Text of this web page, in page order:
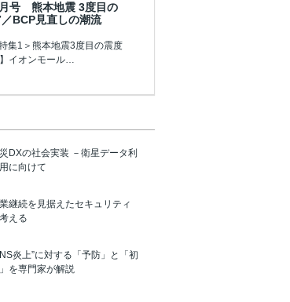
号 熊本地震 3度目の
BCP見直しの潮流
集1＞熊本地震3度目の震度
イオンモール…
DXの社会実装 －衛星データ利
に向けて
継続を見据えたセキュリティ
える
炎上”に対する「予防」と「初
を専門家が解説